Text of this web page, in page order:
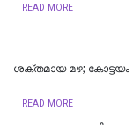
READ MORE
ശക്തമായ മഴ;
READ MORE